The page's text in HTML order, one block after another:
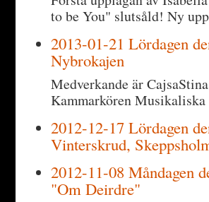
to be You" slutsåld! Ny
2013-01-21 Lördagen
Nybrokajen
Medverkande är
Kammarkören
2012-12-17 Lördagen
Vinterskrud,
2012-11-08 Måndagen
"Om Deirdre"